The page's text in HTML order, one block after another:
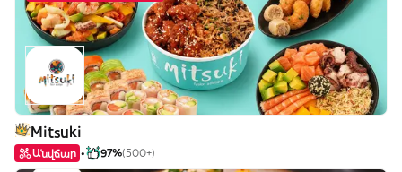
Mitsuki
Անվճար 97%(500+)